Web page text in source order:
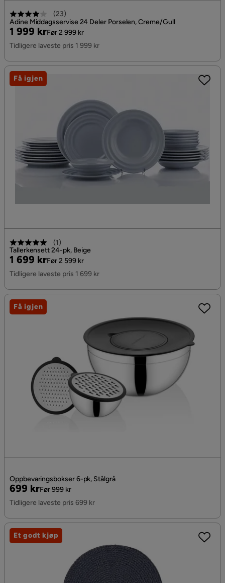
(23)
Adine Middagsservise 24 Deler Porselen, Creme/Gull
Pris
1 999 kr
Original
Pris
Før 2 999 kr
Tidligere laveste pris 1 999 kr
(1)
Tallerkensett 24-pk, Beige
Pris
1 699 kr
Original
Pris
Før 2 599 kr
Tidligere laveste pris 1 699 kr
Få igjen
Oppbevaringsbokser 6-pk, Stålgrå
Pris
699 kr
Original
Pris
Før 999 kr
Tidligere laveste pris 699 kr
Få igjen
Et godt kjøp